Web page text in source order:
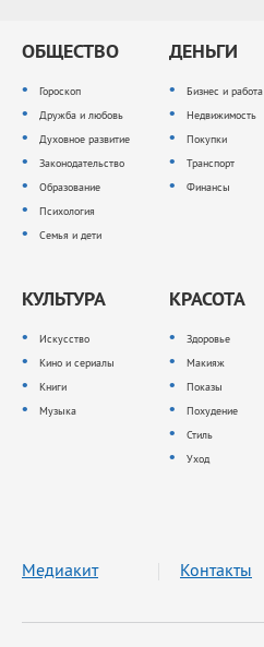
ОБЩЕСТВО
Гороскоп
Дружба и любовь
Духовное развитие
Законодательство
Образование
Психология
Семья и дети
ДЕНЬГИ
Бизнес и работа
Недвижимость
Покупки
Транспорт
Финансы
КУЛЬТУРА
Искусство
Кино и сериалы
Книги
Музыка
КРАСОТА
Здоровье
Макияж
Показы
Похудение
Стиль
Уход
Медиакит Контакты